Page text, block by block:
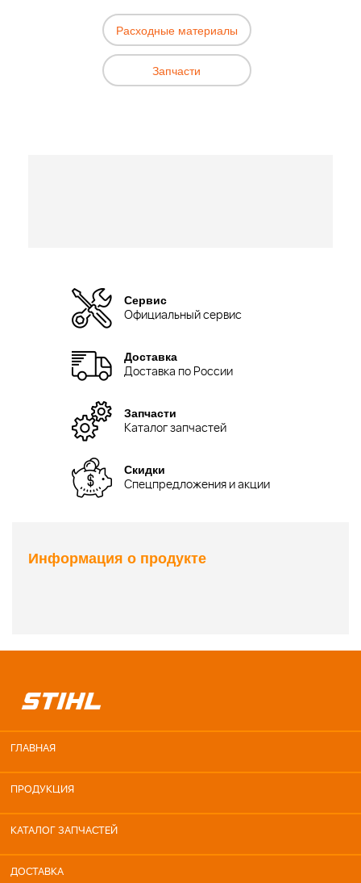
Расходные материалы
Запчасти
Сервис
Официальный сервис
Доставка
Доставка по России
Запчасти
Каталог запчастей
Скидки
Спецпредложения и акции
Информация о продукте
ГЛАВНАЯ
ПРОДУКЦИЯ
КАТАЛОГ ЗАПЧАСТЕЙ
ДОСТАВКА